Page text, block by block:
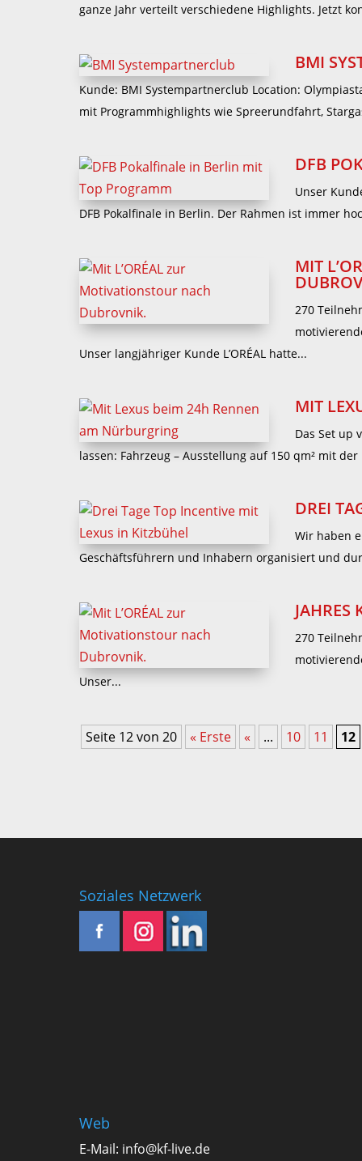
ganze Jahr verteilt verschiedene Highlights. Jetzt
BMI
Kunde: BMI Systempartnerclub Location:
mit Programmhighlights wie Spreerundfahrt,
DFB
Unser
DFB Pokalfinale in Berlin. Der Rahmen ist immer
MIT
270
Unser langjähriger Kunde L’ORÉAL hatte...
MIT
Das Set up
lassen: Fahrzeug – Ausstellung auf 150 qm² mit
DREI
Wir haben
Geschäftsführern und Inhabern organisiert und
JAHRES
270
Unser...
Seite 12 von 20 « Erste « ... 10 11 12
Soziales Netzwerk
Web
E-Mail: info@kf-live.de